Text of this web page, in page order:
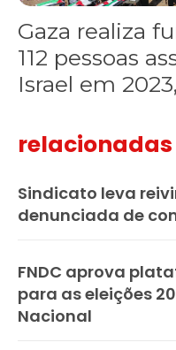
Gaza realiza
112 pessoas
Israel em
relacionadas
Sindicato leva
denunciada de
FNDC aprova
para as eleições
Nacional